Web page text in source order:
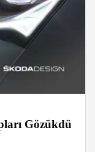
Gözükdü